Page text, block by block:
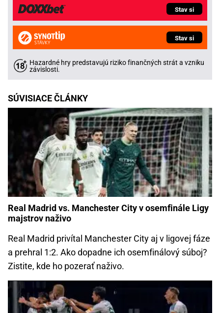
Stav si
Stav si
Hazardné hry predstavujú riziko finančných strát a vzniku
závislosti.
SÚVISIACE ČLÁNKY
Real Madrid vs. Manchester City v osemfinále Ligy
majstrov naživo
Real Madrid privítal Manchester City aj v ligovej fáze
a prehral 1:2. Ako dopadne ich osemfinálový súboj?
Zistite, kde ho pozerať naživo.